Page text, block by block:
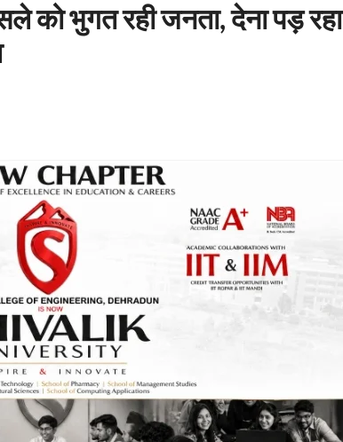
भुगत रही जनता, देना पड़ रहा